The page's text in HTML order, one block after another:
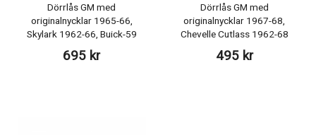
Dörrlås GM med
originalnycklar 1965-66,
Skylark 1962-66, Buick-59
695 kr
Dörrlås GM med
originalnycklar 1967-68,
Chevelle Cutlass 1962-68
495 kr